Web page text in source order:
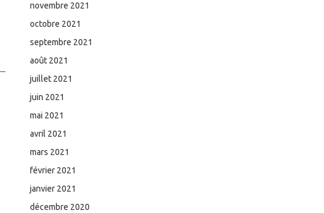
novembre 2021
octobre 2021
septembre 2021
août 2021
juillet 2021
juin 2021
mai 2021
avril 2021
mars 2021
février 2021
janvier 2021
décembre 2020